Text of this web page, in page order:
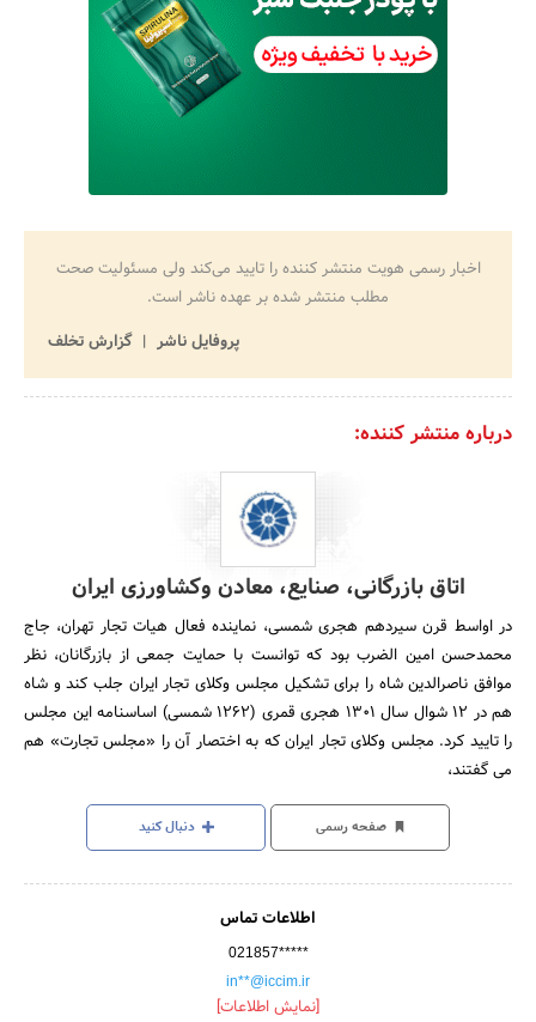
اخبار رسمی هویت منتشر کننده را تایید می‌کند ولی مسئولیت صحت
مطلب منتشر شده بر عهده ناشر است.
پروفایل ناشر
گزارش تخلف
درباره منتشر کننده:
اتاق بازرگانی، صنایع، معادن وکشاورزی ایران
در اواسط قرن سیردهم هجری شمسی، نماینده فعال هیات تجار تهران، جاج
محمدحسن امین الضرب بود که توانست با حمایت جمعی از بازرگانان، نظر
موافق ناصرالدین شاه را برای تشکیل مجلس وکلای تجار ایران جلب کند و شاه
هم در 12 شوال سال 1301 هجری قمری (1262 شمسی) اساسنامه این مجلس
را تایید کرد. مجلس وکلای تجار ایران که به اختصار آن را «مجلس تجارت» هم
می گفتند،
صفحه رسمی دنبال کنید
اطلاعات تماس
021857*****
in**@iccim.ir
[نمایش اطلاعات]